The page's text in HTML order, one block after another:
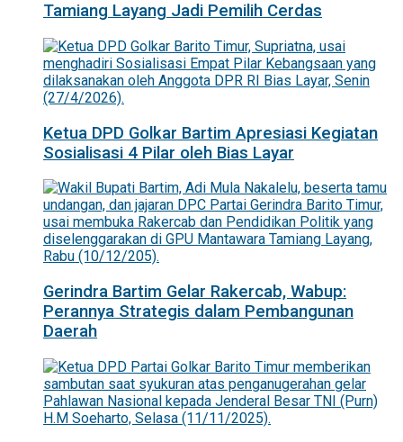
Tamiang Layang Jadi Pemilih Cerdas
Ketua DPD Golkar Bartim Apresiasi Kegiatan
Sosialisasi 4 Pilar oleh Bias Layar
Gerindra Bartim Gelar Rakercab, Wabup:
Perannya Strategis dalam Pembangunan
Daerah